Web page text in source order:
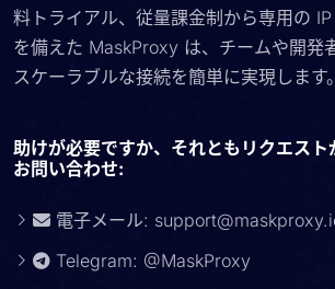
料トライアル、従量課金制から専用の
を備えた MaskProxy は、チームや開発
スケーラブルな接続を簡単に実現します。
助けが必要ですか、それともリクエスト
お問い合わせ:
電子メール:
Telegram: @MaskProxy